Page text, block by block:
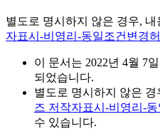
별도로 명시하지 않은 경우, 내
자표시-비영리-동일조건변경
이 문서는 2022년 4월 7
되었습니다.
별도로 명시하지 않은 경
즈 저작자표시-비영리-
수 있습니다.